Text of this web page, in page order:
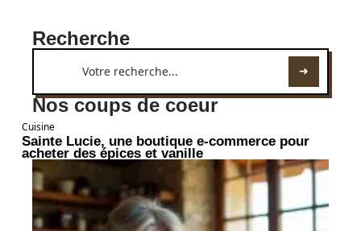
Recherche
Nos coups de coeur
Cuisine
Sainte Lucie, une boutique e-commerce pour
acheter des épices et vanille